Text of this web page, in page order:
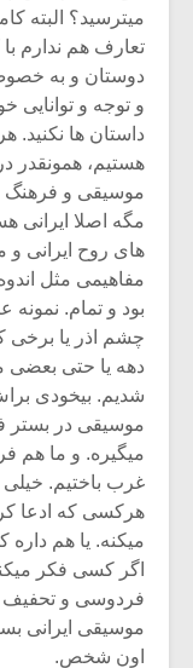
میترسید؟ البته
تعارف هم ندارم
دوستان و به
و توجه و
داستان ها نکنید.
هستیم، همونقدر
موسیقی و فرهنگ
مگه اصلا ایرانی
های روح ایرانی و
مفاهیمی مثل
بود و تمام.
چشم اذر یا برخی
دهه یا حتی بعضی
شدیم. بیخودی
موسیقی در بستر
میگیره. و ما هم
غرب باختیم.
هرکسی که ادعا
میکنه. یا هم داره
اگر کسی فکر
فردوسی و تحفیف
موسیقی ایرانی
اون شخص.